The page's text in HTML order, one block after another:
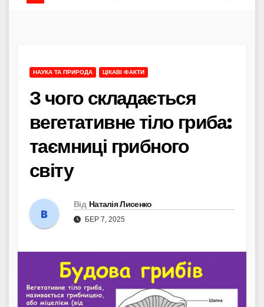
НАУКА ТА ПРИРОДА ЦІКАВІ ФАКТИ
З чого складається
вегетативне тіло гриба:
таємниці грибного
світу
Від Наталія Лисенко
БЕР 7, 2025